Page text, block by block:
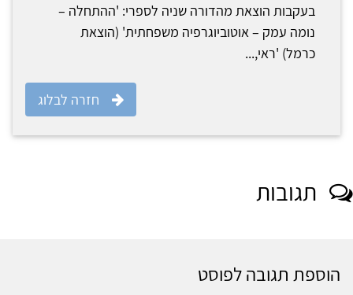
בעקבות הוצאת מהדורה שניה לספרי: 'ההתחלה –
נומה עמק – אוטוביוגרפיה משפחתית' (הוצאת
כרמל) 'ראי,...
חזרה לבלוג
תגובות
הוספת תגובה לפוסט